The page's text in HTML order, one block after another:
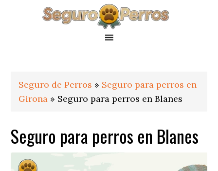
Seguro de Perros » Seguro para perros en
Girona » Seguro para perros en Blanes
Seguro para perros en Blanes